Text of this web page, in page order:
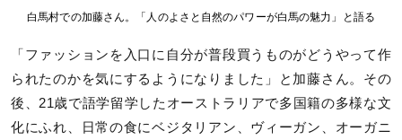
白馬村での加藤さん。「人のよさと自然のパワーが白馬の魅力」と語る
「ファッションを入口に自分が普段買うものがどうやって作
られたのかを気にするようになりました」と加藤さん。その
後、21歳で語学留学したオーストラリアで多国籍の多様な文
化にふれ、日常の食にベジタリアン、ヴィーガン、オーガニ